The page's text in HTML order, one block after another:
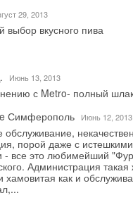
29, 2013
выбор вкусного пива
Июнь 13, 2013
с Metro- полный
Симферополь
Июнь 12, 2013
обслуживание,
порой даже с истешкими
- все это любимейший
Администрация такая
хамовитая как и